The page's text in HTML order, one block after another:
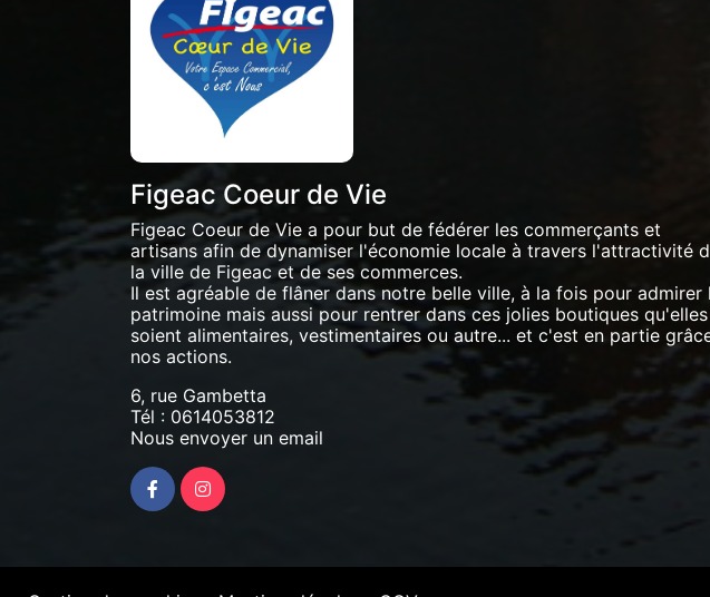
Figeac Coeur de Vie
Figeac Coeur de Vie a pour but de fédérer les commerçants et
artisans afin de dynamiser l'économie locale à travers l'attractivité
la ville de Figeac et de ses commerces.
Il est agréable de flâner dans notre belle ville, à la fois pour admirer
patrimoine mais aussi pour rentrer dans ces jolies boutiques qu'elles
soient alimentaires, vestimentaires ou autre... et c'est en partie
nos actions.
6, rue Gambetta
Tél : 0614053812
Nous envoyer un email